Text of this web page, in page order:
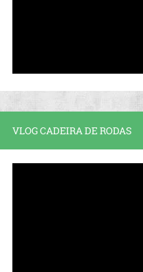
VLOG CADEIRA DE RODAS